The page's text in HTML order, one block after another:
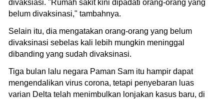
divaksiasi. "Rumah sakit kini dipadati orang-orang yang
belum divaksinasi," tambahnya.
Selain itu, dia mengatakan orang-orang yang belum
divaksinasi sebelas kali lebih mungkin meninggal
dibanding yang sudah divaksinasi.
Tiga bulan lalu negara Paman Sam itu hampir dapat
mengendalikan virus corona, tetapi penyebaran luas
varian Delta telah menimbulkan lonjakan kasus baru, di